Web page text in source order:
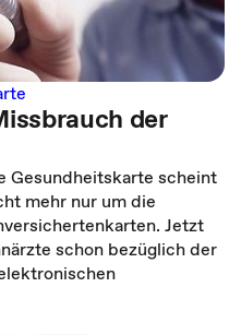
der
Gesundheitskarte scheint
mehr nur um die
Jetzt
schon bezüglich der